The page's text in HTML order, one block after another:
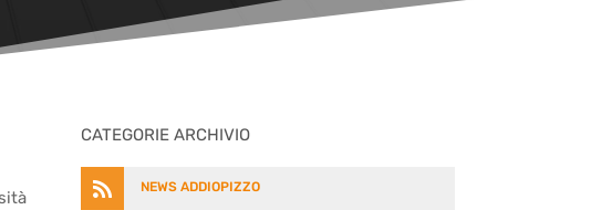
CATEGORIE ARCHIVIO
 NEWS ADDIOPIZZO